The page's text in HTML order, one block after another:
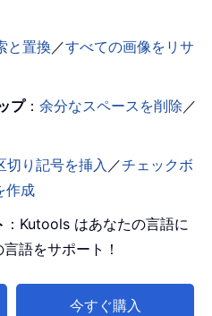
と置換／すべての画像をリサ
プ： 余分なスペースを削除 ／
切り記号を挿入 ／チェックボ
作成
：Kutools はあなたの言語に
語をサポート！
今すぐ購入